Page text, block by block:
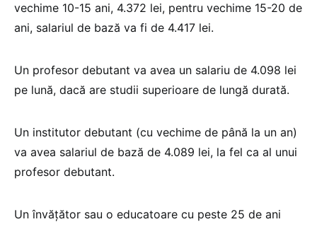
vechime 10-15 ani, 4.372 lei, pentru vechime 15-20 de
ani, salariul de bază va fi de 4.417 lei.
Un profesor debutant va avea un salariu de 4.098 lei
pe lună, dacă are studii superioare de lungă durată.
Un institutor debutant (cu vechime de până la un an)
va avea salariul de bază de 4.089 lei, la fel ca al unui
profesor debutant.
Un învăţător sau o educatoare cu peste 25 de ani